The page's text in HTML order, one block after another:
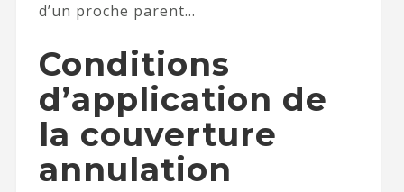
d’un proche parent…
Conditions
d’application de
la couverture
annulation